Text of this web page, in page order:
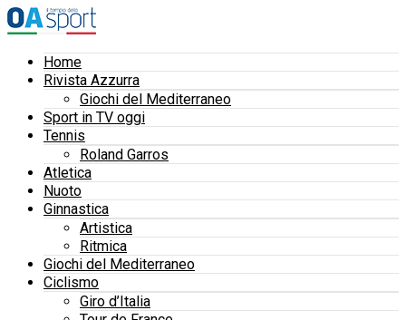
Home
Rivista Azzurra
Giochi del Mediterraneo
Sport in TV oggi
Tennis
Roland Garros
Atletica
Nuoto
Ginnastica
Artistica
Ritmica
Giochi del Mediterraneo
Ciclismo
Giro d’Italia